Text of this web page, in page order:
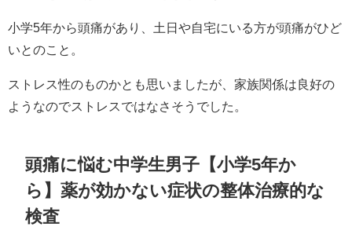
小学5年から頭痛があり、土日や自宅にいる方が頭痛がひど
いとのこと。
ストレス性のものかとも思いましたが、家族関係は良好の
ようなのでストレスではなさそうでした。
頭痛に悩む中学生男子【小学5年か
ら】薬が効かない症状の整体治療的な
検査